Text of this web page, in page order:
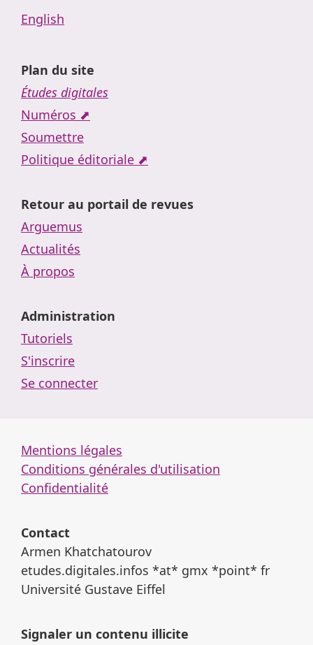
English
Plan du site
Études digitales
Numéros ⬈
Soumettre
Politique éditoriale ⬈
Retour au portail de revues
Arguemus
Actualités
À propos
Administration
Tutoriels
S'inscrire
Se connecter
Mentions légales
Conditions générales d'utilisation
Confidentialité
Contact
Armen Khatchatourov
etudes.digitales.infos *at* gmx *point* fr
Université Gustave Eiffel
Signaler un contenu illicite